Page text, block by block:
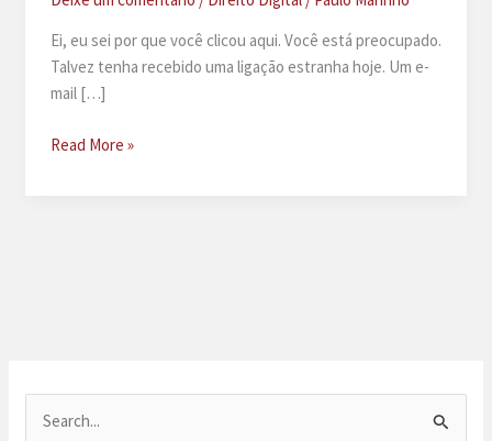
Ei, eu sei por que você clicou aqui. Você está preocupado.
Talvez tenha recebido uma ligação estranha hoje. Um e-
mail […]
Golpe
Read More »